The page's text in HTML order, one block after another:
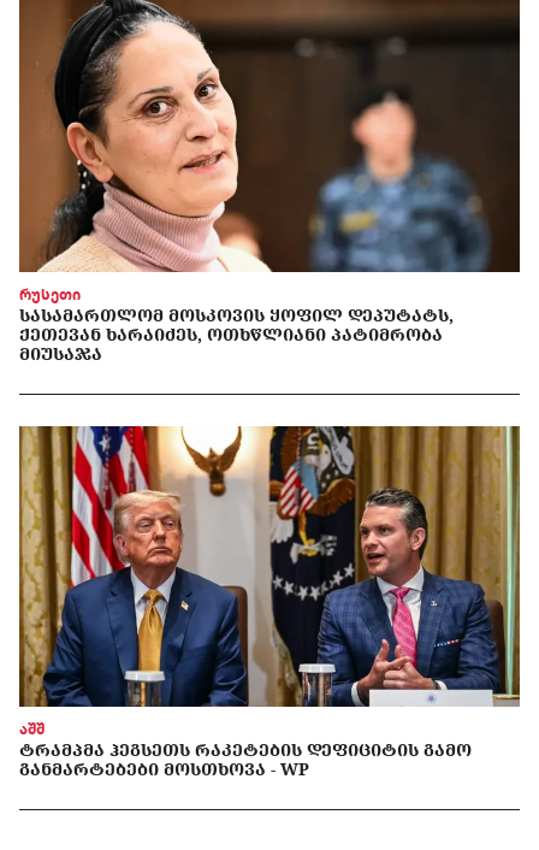
რუსეთი
ᲡᲐᲡᲐᲛᲐᲠᲗᲚᲝᲛ ᲛᲝᲡᲙᲝᲕᲘᲡ ᲧᲝᲤᲘᲚ ᲓᲔᲞᲣᲢᲐᲢᲡ,
ᲥᲔᲗᲔᲕᲐᲜ ᲮᲐᲠᲐᲘᲫᲔᲡ, ᲝᲗᲮᲬᲚᲘᲐᲜᲘ ᲞᲐᲢᲘᲛᲠᲝᲑᲐ
ᲛᲘᲣᲡᲐᲯᲐ
აშშ
ᲢᲠᲐᲛᲞᲛᲐ ᲰᲔᲒᲡᲔᲗᲡ ᲠᲐᲙᲔᲢᲔᲑᲘᲡ ᲓᲔᲤᲘᲪᲘᲢᲘᲡ ᲒᲐᲛᲝ
ᲒᲐᲜᲛᲐᲠᲢᲔᲑᲔᲑᲘ ᲛᲝᲡᲗᲮᲝᲕᲐ - WP